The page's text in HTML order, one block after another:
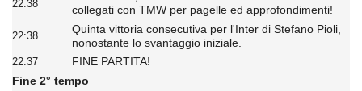
22:38
collegati con TMW per pagelle ed approfondimenti!
22:38
Quinta vittoria consecutiva per l'Inter di Stefano Pioli,
nonostante lo svantaggio iniziale.
22:37
FINE PARTITA!
Fine 2° tempo